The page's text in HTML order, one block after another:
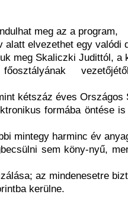
meg az a program,
elvezethet egy valódi
meg Skaliczki Judittól, a
kétszáz éves Országos
formába öntése
mintegy harminc év
sem köny-nyű,
az mindenesetre
kerülne.